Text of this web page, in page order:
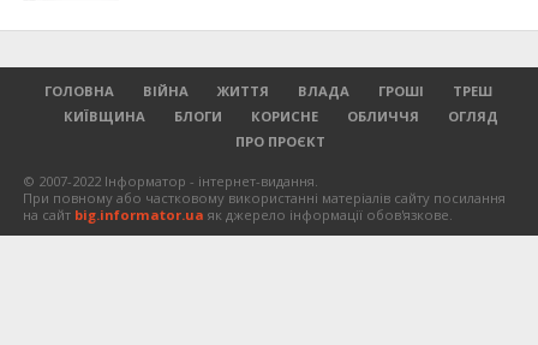
ГОЛОВНА ВІЙНА ЖИТТЯ ВЛАДА ГРОШІ
ТРЕШ
КИЇВЩИНА
БЛОГИ КОРИСНЕ ОБЛИЧЧЯ
ОГЛЯД
ПРО ПРОЄКТ
© 2007-2022 Інформатор - інтернет-видання.
При повному або частковому використанні матеріалів сайту посилання
на сайт big.informator.ua як джерело інформації обов'язкове.